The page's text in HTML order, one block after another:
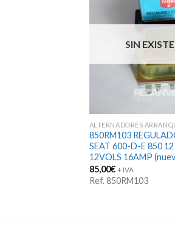
SIN
ALTERNADORES
850RM103
SEAT 600-D-E 850
12VOLS 16AMP
85,00€ + IVA
Ref. 850RM103